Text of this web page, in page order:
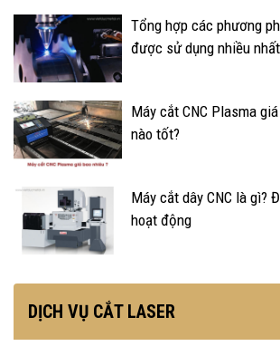
Tổng hợp các phương
được sử dụng nhiều nhất
Máy cắt CNC Plasma
nào tốt?
Máy cắt dây CNC là gì?
hoạt động
DỊCH VỤ CẮT LASER